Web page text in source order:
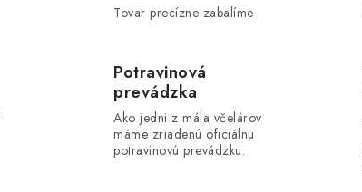
Tovar precízne zabalíme
Potravinová
prevádzka
Ako jedni z mála včelárov
máme zriadenú oficiálnu
potravinovú prevádzku.